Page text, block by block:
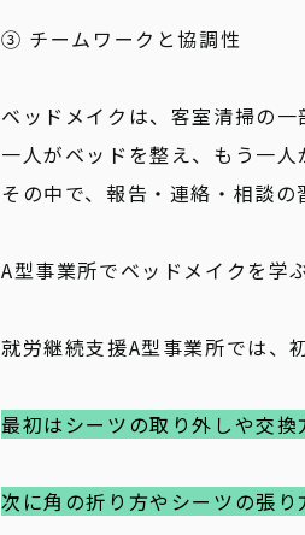
③ チームワークと協調性
ベッドメイクは、客室清掃の一
一人がベッドを整え、もう一人
その中で、報告・連絡・相談の
A型事業所でベッドメイクを学
就労継続支援A型事業所では、
最初はシーツの取り外しや交換
次に角の折り方やシーツの張り